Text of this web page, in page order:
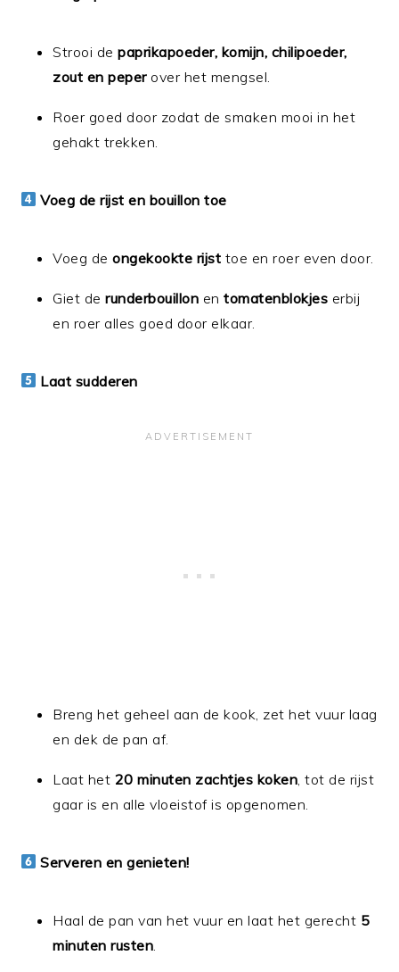
Strooi depaprikapoeder, komijn, chilipoeder,
zout en peperover het mengsel.
Roer goed door zodat de smaken mooi in het
gehakt trekken.
Voeg de rijst en bouillon toe
Voeg deongekookte rijst toe en roer even door.
Giet derunderbouillon entomatenblokjes erbij
en roer alles goed door elkaar.
Laat sudderen
Breng het geheel aan de kook, zet het vuur laag
en dek de pan af.
Laat het 20 minuten zachtjes koken , tot de rijst
gaar is en alle vloeistof is opgenomen.
Serveren en genieten!
Haal de pan van het vuur en laat het gerecht 5
minuten rusten